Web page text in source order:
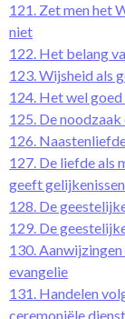
121. Zet men het
niet
122. Het belang
123. Wijsheid als
124. Het wel
125. De
126.
127. De liefde als
geeft
128. De
129. De
130.
evangelie
131. Handelen
ceremoniële